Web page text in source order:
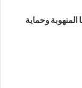
المنهوبة وحماية